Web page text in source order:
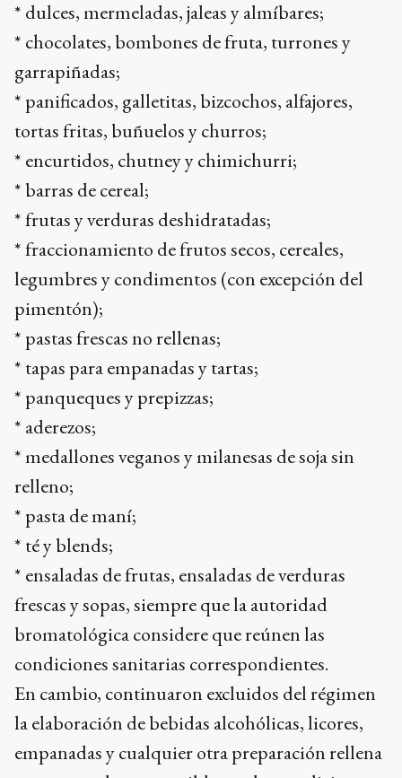
* dulces, mermeladas, jaleas y almíbares;
* chocolates, bombones de fruta, turrones y
garrapiñadas;
* panificados, galletitas, bizcochos, alfajores,
tortas fritas, buñuelos y churros;
* encurtidos, chutney y chimichurri;
* barras de cereal;
* frutas y verduras deshidratadas;
* fraccionamiento de frutos secos, cereales,
legumbres y condimentos (con excepción del
pimentón);
* pastas frescas no rellenas;
* tapas para empanadas y tartas;
* panqueques y prepizzas;
* aderezos;
* medallones veganos y milanesas de soja sin
relleno;
* pasta de maní;
* té y blends;
* ensaladas de frutas, ensaladas de verduras
frescas y sopas, siempre que la autoridad
bromatológica considere que reúnen las
condiciones sanitarias correspondientes.
En cambio, continuaron excluidos del régimen
la elaboración de bebidas alcohólicas, licores,
empanadas y cualquier otra preparación rellena